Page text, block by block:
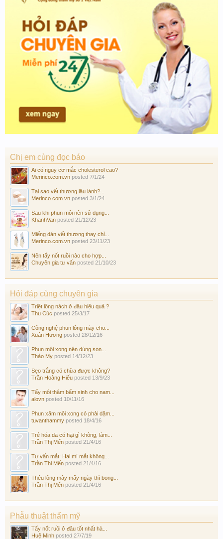
Chị em cùng đọc báo
Ai có nguy cơ mắc cholesterol cao?
Merinco.com.vn posted 7/1/24
Tại sao vết thương lâu lành?...
Merinco.com.vn posted 3/1/24
Sau khi phun môi nên sử dụng...
KhanhVan posted 21/12/23
Miếng dán vết thương thay chỉ...
Merinco.com.vn posted 23/11/23
Nên tẩy nốt ruồi nào cho hợp...
Chuyên gia tư vấn posted 21/10/23
Hỏi đáp cùng chuyên gia
Triệt lông nách ở đâu hiệu quả ?
Thu Cúc posted 25/3/17
Công nghệ phun lông mày cho...
Xuân Hương posted 28/12/16
Phun môi xong nên dùng son...
Thảo My posted 14/12/23
Sẹo trắng có chữa được không?
Trần Hoàng Hiếu posted 13/9/23
Tẩy môi thâm bẩm sinh cho nam...
alovn posted 10/11/16
Phun xăm môi xong có phải dặm...
tuvanthammy posted 18/4/16
Trẻ hóa da có hại gì không, làm...
Trần Thị Mến posted 21/4/16
Tư vấn mắt: Hai mí mắt không...
Trần Thị Mến posted 21/4/16
Thêu lông mày mấy ngày thì bong...
Trần Thị Mến posted 21/4/16
Phẫu thuật thẩm mỹ
Tẩy nốt ruồi ở đâu tốt nhất hà...
Huệ Minh posted 27/7/19